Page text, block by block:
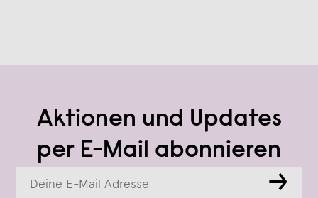
Aktionen und Updates
per E-Mail abonnieren
→